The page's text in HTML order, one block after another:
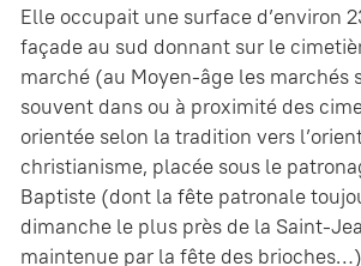
Elle occupait une surface d’environ
façade au sud donnant sur le
marché (au Moyen-âge les marchés
souvent dans ou à proximité des
orientée selon la tradition vers
christianisme, placée sous le
Baptiste (dont la fête patronale
dimanche le plus près de la Saint-
maintenue par la fête des brioches…)